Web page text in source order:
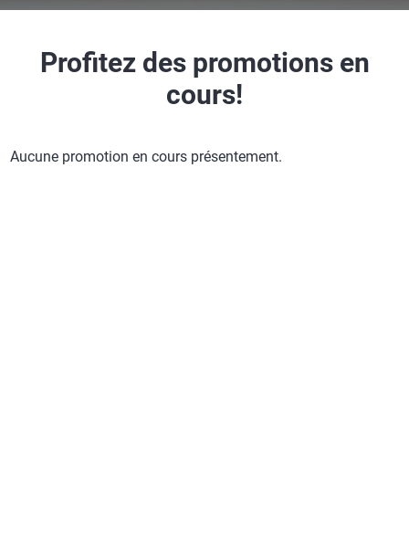
Profitez des promotions en
cours!
Aucune promotion en cours présentement.